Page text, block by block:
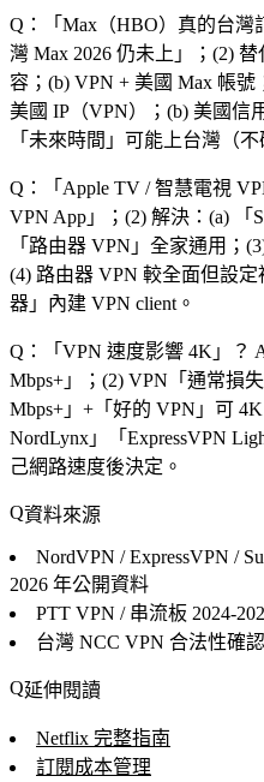
Q：「 Max（HBO）真的台灣
灣 Max 2026 仍未上 」；(2)
容；(b) VPN + 美國 Max 帳號
美國 IP（VPN）；(b) 美國信
「 未來時間 」可能上台灣（不
Q：「 Apple TV / 智慧電視
VPN App 」；(2) 解決：(a) 「
「 路由器 VPN 」全家通用；
(4) 路由器 VPN 較全面但設定
器 」內建 VPN client。
Q：「 VPN 速度影響 4K 」？
Mbps+ 」；(2) VPN「 通常損
Mbps+ 」+「 好的 VPN 」可
NordLynx 」「 ExpressVPN
己網路速度後決定。
資料來源
NordVPN / ExpressVPN /
2026 年公開資料
PTT VPN / 串流板 2024-
台灣 NCC VPN 合法性確認
延伸閱讀
Netflix 完整指南
訂閱成本管理